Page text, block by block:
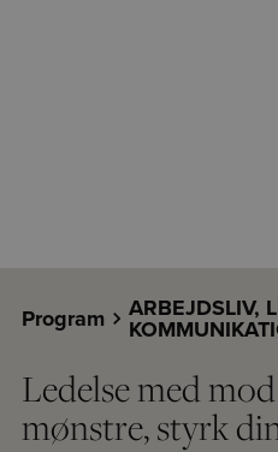
Program ARBEJDSLIV,
Ledelse med
mønstre, styrk